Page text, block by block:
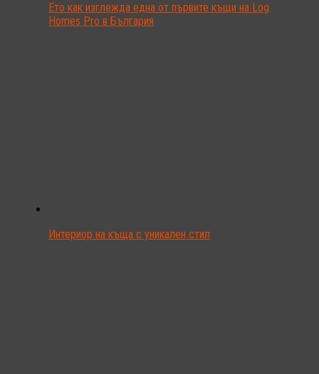
Ето как изглежда една от първите къщи на Log
Homes Pro в България
Интериор на къща с уникален стил